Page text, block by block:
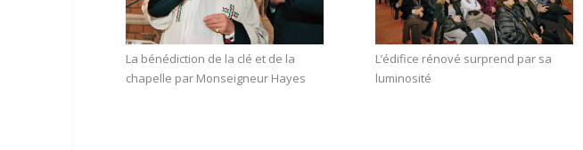
La bénédiction de la clé et de la
chapelle par Monseigneur Hayes
L’édifice rénové surprend par sa
luminosité